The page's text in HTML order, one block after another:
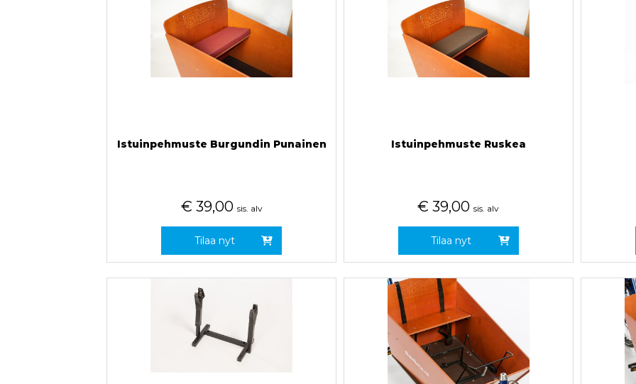
Istuinpehmuste Burgundin Punainen
€ 39,00 sis. alv
Tilaa nyt
Istuinpehmuste Ruskea
€ 39,00 sis. alv
Tilaa nyt